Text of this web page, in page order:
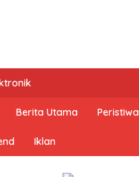
Berita Utama Peristiwa
Iklan